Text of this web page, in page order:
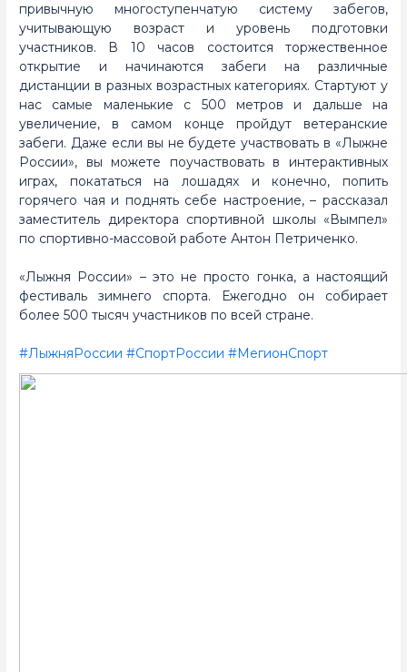
привычную многоступенчатую систему забегов,
учитывающую возраст и уровень подготовки
участников. В 10 часов состоится торжественное
открытие и начинаются забеги на различные
дистанции в разных возрастных категориях. Стартуют у
нас самые маленькие с 500 метров и дальше на
увеличение, в самом конце пройдут ветеранские
забеги. Даже если вы не будете участвовать в «Лыжне
России», вы можете поучаствовать в интерактивных
играх, покататься на лошадях и конечно, попить
горячего чая и поднять себе настроение, – рассказал
заместитель директора спортивной школы «Вымпел»
по спортивно-массовой работе Антон Петриченко.
«Лыжня России» – это не просто гонка, а настоящий
фестиваль зимнего спорта. Ежегодно он собирает
более 500 тысяч участников по всей стране.
#ЛыжняРоссии #СпортРоссии #МегионСпорт